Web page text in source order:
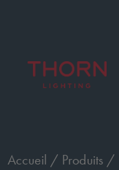
Accueil / Produits /